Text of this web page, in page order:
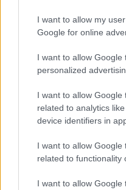
I want to allow my
Google for online
I want to allow Google
personalized
I want to allow Google
related to analytics
device identifiers in
I want to allow Google
related to functionality
I want to allow Google